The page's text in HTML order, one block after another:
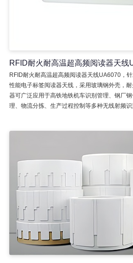
RFID耐火耐高温超高频阅读器天线
RFID耐火耐高温超高频阅读器天线UA6070，
性能电子标签阅读器天线，采用玻璃钢外壳，
器可广泛应用于高铁地铁机车识别管理、钢厂
理、物流分拣、生产过程控制等多种无线射频识